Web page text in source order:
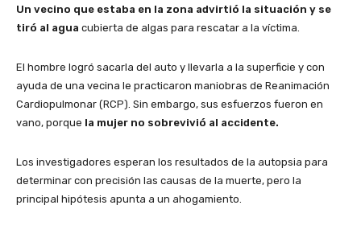
Un vecino que estaba en la zona advirtió la situación y se
tiró al agua cubierta de algas para rescatar a la víctima.
El hombre logró sacarla del auto y llevarla a la superficie y con
ayuda de una vecina le practicaron maniobras de Reanimación
Cardiopulmonar (RCP). Sin embargo, sus esfuerzos fueron en
vano, porque la mujer no sobrevivió al accidente.
Los investigadores esperan los resultados de la autopsia para
determinar con precisión las causas de la muerte, pero la
principal hipótesis apunta a un ahogamiento.